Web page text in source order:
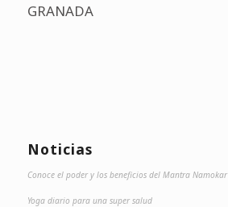
GRANADA
Noticias
Conoce el poder y los beneficios del Mantra Namokar
Yoga diario para una super salud